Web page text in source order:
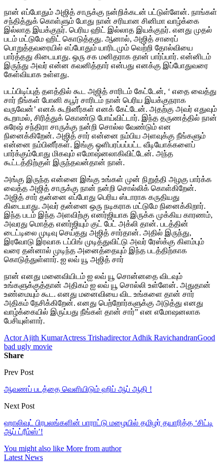
நான் எப்போதும் அஜித் சாருக்கு நன்றிக்கடன் பட்டுள்ளேன். நாங்கள்
சந்தித்துக் கொள்ளும் போது நான் சரியான சினிமா வாழ்க்கை
இல்லாத இயக்குநர். பெரிய ஹிட் இல்லாத இயக்குநர். எனது முதல்
படம் மட்டுமே ஹிட் கொடுத்தது. ஆனால், அஜித் சாரைப்
பொறுத்தவரையில் எப்போதும் யாரிடமும் வெற்றி தோல்வியை
பார்த்தது கிடையாது. ஒரு சக மனிதராக தான் பார்ப்பார். என்னிடம்
இருந்து அவர் என்ன கவனித்தார் என்பது எனக்கு இப்போதுவரை
கேள்வியாக உள்ளது.
படப்பிடிப்புத் தளத்தில் கூட அஜித் சாரிடம் கேட்டேன், ‘ எதை வைத்து
சார் நீங்கள் போனி கபூர் சாரிடம் நான் பெரிய இயக்குநராக
வருவேன்’ எனக் கூறினீர்கள் எனக் கேட்டேன். அதற்கு அவர் எதுவும்
கூறாமல், சிரித்துக் கொண்டு போய்விட்டார். இந்த தருணத்தில் நான்
சுரேஷ் சந்திரா சாருக்கு நன்றி சொல்ல வேண்டும் என
நினைக்கிறேன். அஜித் சார் என்னை நம்பிய அளவுக்கு நீங்களும்
என்னை நம்பினீர்கள். இங்கு ஒளிபரப்பப்பட்ட வீடியோக்களைப்
பார்க்கும்போது மிகவும் எமோஷ்னலாகிவிட்டேன். அந்த
கூட்டத்திற்குள் இருந்தவன்தான் நான்.
அங்கு இருந்த என்னை இங்கு உங்கள் முன் நிறுத்தி அழகு பார்க்க
வைத்த அஜித் சாருக்கு நான் நன்றி சொல்லிக் கொள்கிறேன்.
அஜித் சார் தன்னை எப்போது பெரிய ஸ்டாராக கருதியது
கிடையாது. அவர் தன்னை ஒரு நடிகராக மட்டுமே நினைக்கிறார்.
இந்த படம் இந்த அளவிற்கு எனர்ஜியாக இருக்க முக்கிய காரணம்,
அவரது மொத்த எனர்ஜியும் குட் பேட் அக்லி தான். படத்தின்
டைட்டிலை முடிவு செய்தது அஜித் சார்தான். அதில் இருந்து,
இரவோடு இரவாக டப்பிங் முடித்துவிட்டு அவர் ரேஸ்க்கு கிளம்பும்
வரை தன்னால் முடிந்த அனைத்தையும் இந்த படத்திற்காக
கொடுத்துள்ளார். ஐ லவ் யூ அஜித் சார்
நான் எனது மனைவியிடம் ஐ லவ் யூ சொன்னதை விடவும்
உங்களுக்குத்தான் அதிகம் ஐ லவ் யூ சொல்லி உள்ளேன். அதுதான்
உண்மையும் கூட. எனது மனைவியை விட உங்களை தான் சார்
அதிகம் நேசிக்கிறேன். எனது பெற்றோர்களுக்கு அடுத்து எனது
வாழ்க்கையில் இருப்பது நீங்கள் தான் சார்” என எமோஷனலாக
பேசியுள்ளார்.
Actor Ajith KumarActress Trishadirector Adhik RavichandranGood
bad ugly movie
Share
Prev Post
ஆவணப் படத்தை வெளியிடும் ஹிப் ஆப் ஆதி !
Next Post
ஹாலிவுட் பிரபலங்களின் பாராட்டு மழையில் தமிழர் தயாரித்த ‘சிட்டி
ஆப் ட்ரீம்ஸ்’!
You might also like More from author
Latest News